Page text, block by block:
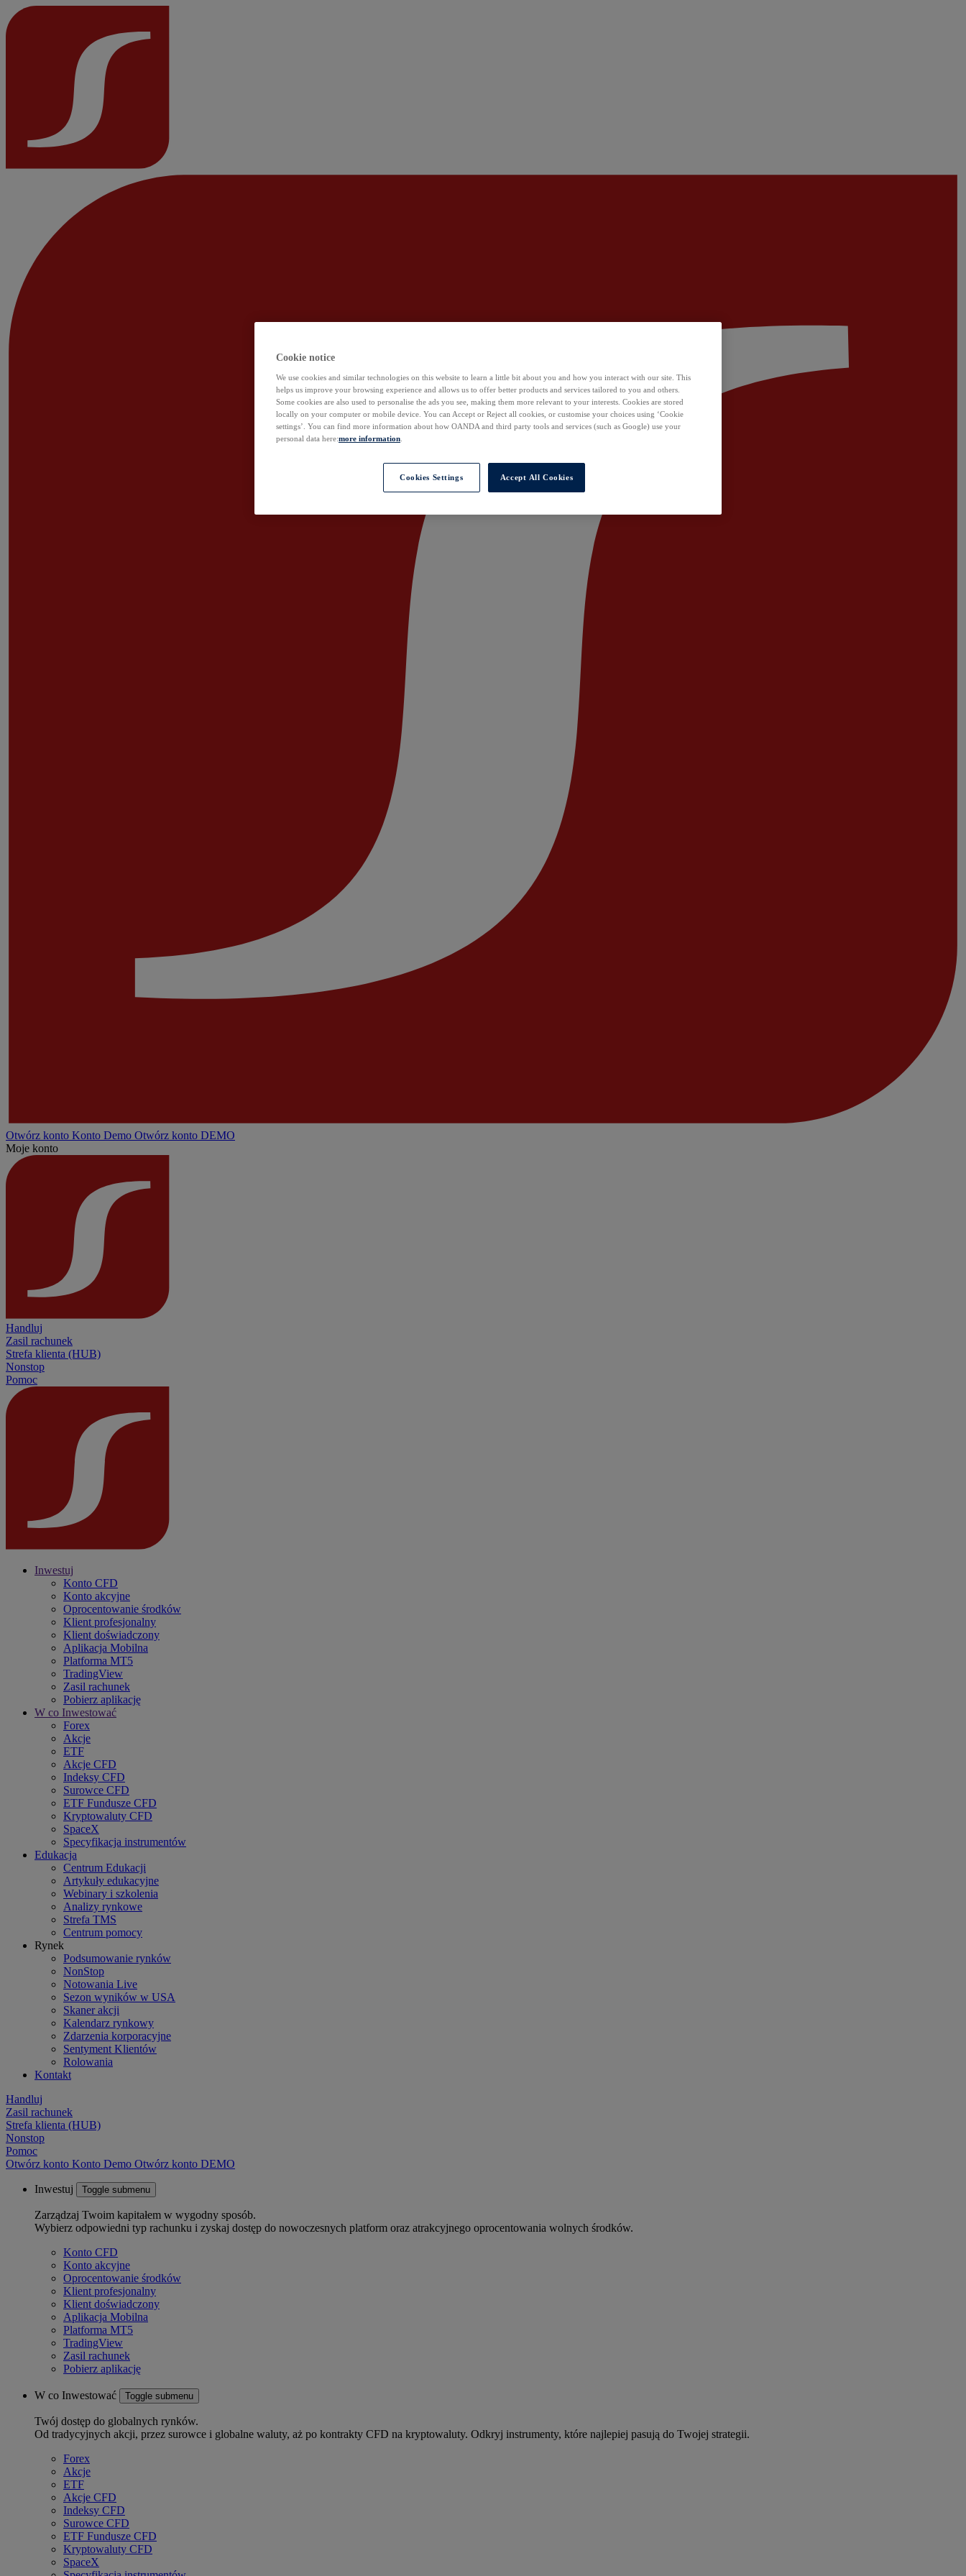
Otwórz konto Konto Demo Otwórz konto DEMO
Moje konto
Handluj
Zasil rachunek
Strefa klienta (HUB)
Nonstop
Pomoc
Inwestuj
Konto CFD
Konto akcyjne
Oprocentowanie środków
Klient profesjonalny
Klient doświadczony
Aplikacja Mobilna
Platforma MT5
TradingView
Zasil rachunek
Pobierz aplikację
W co Inwestować
Forex
Akcje
ETF
Akcje CFD
Indeksy CFD
Surowce CFD
ETF Fundusze CFD
Kryptowaluty CFD
SpaceX
Specyfikacja instrumentów
Edukacja
Centrum Edukacji
Artykuły edukacyjne
Webinary i szkolenia
Analizy rynkowe
Strefa TMS
Centrum pomocy
Rynek
Podsumowanie rynków
NonStop
Notowania Live
Sezon wyników w USA
Skaner akcji
Kalendarz rynkowy
Zdarzenia korporacyjne
Sentyment Klientów
Rolowania
Kontakt
Handluj
Zasil rachunek
Strefa klienta (HUB)
Nonstop
Pomoc
Otwórz konto Konto Demo Otwórz konto DEMO
Inwestuj Toggle submenu
Zarządzaj Twoim kapitałem w wygodny sposób.
Wybierz odpowiedni typ rachunku i zyskaj dostęp do nowoczesnych platform oraz atrakcyjnego oprocentowania wolnych środków.
Konto CFD
Konto akcyjne
Oprocentowanie środków
Klient profesjonalny
Klient doświadczony
Aplikacja Mobilna
Platforma MT5
TradingView
Zasil rachunek
Pobierz aplikację
W co Inwestować Toggle submenu
Twój dostęp do globalnych rynków.
Od tradycyjnych akcji, przez surowce i globalne waluty, aż po kontrakty CFD na kryptowaluty. Odkryj instrumenty, które najlepiej pasują do Twojej strategii.
Forex
Akcje
ETF
Akcje CFD
Indeksy CFD
Surowce CFD
ETF Fundusze CFD
Kryptowaluty CFD
SpaceX
Cookie notice
We use cookies and similar technologies on this website to learn a little bit about you and how you interact with our site. This
helps us improve your browsing experience and allows us to offer better products and services tailored to you and others.
Some cookies are also used to personalise the ads you see, making them more relevant to your interests. Cookies are stored
locally on your computer or mobile device. You can Accept or Reject all cookies, or customise your choices using ‘Cookie
settings’. You can find more information about how OANDA and third party tools and services (such as Google) use your
personal data here:more information
Cookies Settings Accept All Cookies